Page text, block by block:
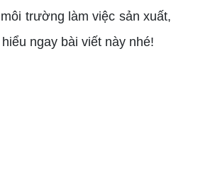
trường làm việc sản xuất,
ngay bài viết này nhé!